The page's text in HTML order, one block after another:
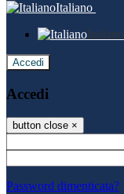
Italiano
Italiano
Accedi
Accedi
button close ×
Password dimenticata?